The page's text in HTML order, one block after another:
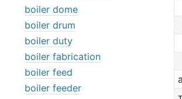
boiler dome
boiler drum
boiler duty
boiler fabrication
boiler feed
boiler feeder